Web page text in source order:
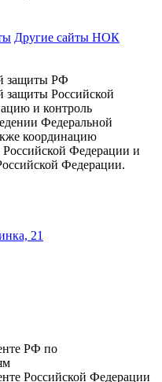
Другие сайты НОК
защиты РФ
защиты Российской
и контроль
Федеральной
координацию
Федерации и
Федерации.
21
РФ по
Российской Федерации